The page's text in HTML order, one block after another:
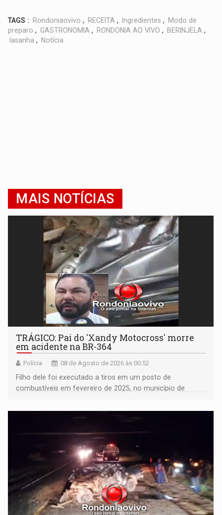
TAGS : Rondoniaovivo , RECEITA , Ingredientes ,
Modo de
preparo , GASTRONOMIA , RONDONIA AO VIVO , BERINJELA ,
lasanha , Notícia
MAIS NOTÍCIAS
TRÁGICO: Pai do 'Xandy Motocross' morre
em acidente na BR-364
Polícia 08 de Agosto de 2026 às 00:52
Filho dele foi executado a tiros em um posto de
combustíveis em fevereiro de 2025, no município de